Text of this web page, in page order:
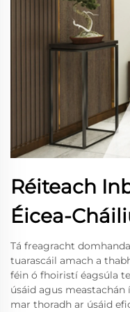
Réiteach
Éicea-
Tá freagracht
tuarascáil amach a
féin ó fhoiristí éagsúla
úsáid agus
mar thoradh ar úsáid